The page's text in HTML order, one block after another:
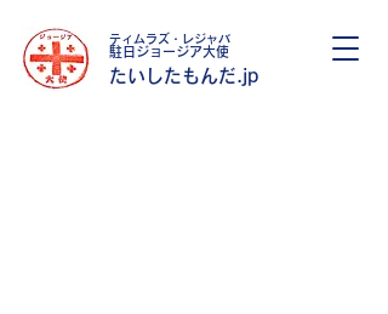
ティムラズ・レジャバ
​たいしたもんだ.jp
駐日ジョージア大使